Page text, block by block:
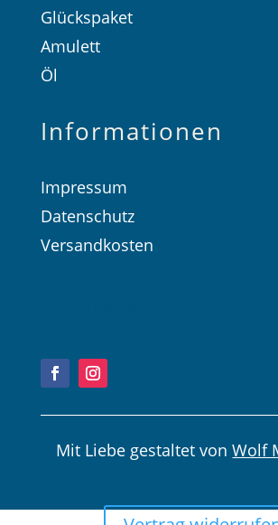
Glückspaket
Amulett
Öl
Informationen
Impressum
Datenschutz
Versandkosten
Mit Liebe gestaltet vonWolf